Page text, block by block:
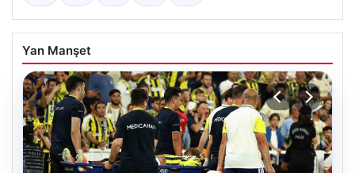
Yan Manşet